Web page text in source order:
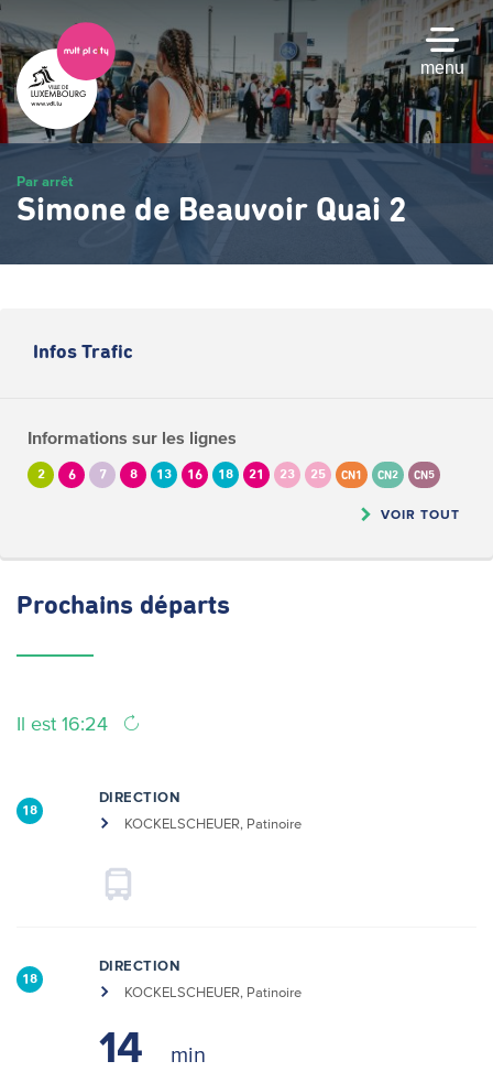
Passer
au
contenu
principal
menu
Par arrêt
Simone de Beauvoir Quai 2
Infos Trafic
Informations sur les lignes
2 6 7 8 13 16 18 21 23 25 CN1 CN2 CN5
VOIR TOUT
Prochains départs
Il est 16:24
18
DIRECTION
KOCKELSCHEUER, Patinoire
18
DIRECTION
KOCKELSCHEUER, Patinoire
14